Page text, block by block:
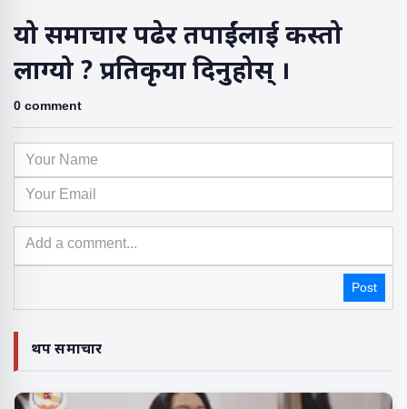
यो समाचार पढेर तपाईंलाई कस्तो
लाग्यो ? प्रतिकृया दिनुहोस् ।
0 comment
Post
थप समाचार